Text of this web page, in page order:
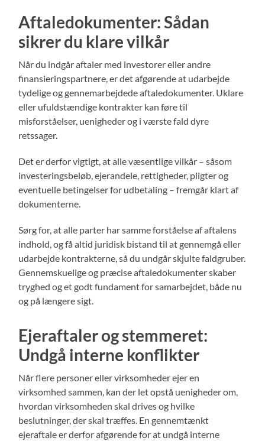
Aftaledokumenter: Sådan
sikrer du klare vilkår
Når du indgår aftaler med investorer eller andre
finansieringspartnere, er det afgørende at udarbejde
tydelige og gennemarbejdede aftaledokumenter. Uklare
eller ufuldstændige kontrakter kan føre til
misforståelser, uenigheder og i værste fald dyre
retssager.
Det er derfor vigtigt, at alle væsentlige vilkår – såsom
investeringsbeløb, ejerandele, rettigheder, pligter og
eventuelle betingelser for udbetaling – fremgår klart af
dokumenterne.
Sørg for, at alle parter har samme forståelse af aftalens
indhold, og få altid juridisk bistand til at gennemgå eller
udarbejde kontrakterne, så du undgår skjulte faldgruber.
Gennemskuelige og præcise aftaledokumenter skaber
tryghed og et godt fundament for samarbejdet, både nu
og på længere sigt.
Ejeraftaler og stemmeret:
Undgå interne konflikter
Når flere personer eller virksomheder ejer en
virksomhed sammen, kan der let opstå uenigheder om,
hvordan virksomheden skal drives og hvilke
beslutninger, der skal træffes. En gennemtænkt
ejeraftale er derfor afgørende for at undgå interne